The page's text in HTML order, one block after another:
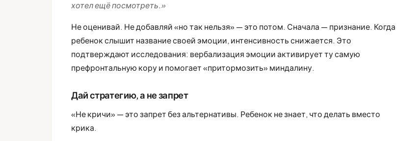
хотел ещё посмотреть.»
Не оценивай. Не добавляй «но так нельзя» — это потом. Сначала — признание. Когда
ребенок слышит название своей эмоции, интенсивность снижается. Это
подтверждают исследования: вербализация эмоции активирует ту самую
префронтальную кору и помогает «притормозить» миндалину.
Дай стратегию, а не запрет
«Не кричи» — это запрет без альтернативы. Ребенок не знает, что делать вместо
крика.